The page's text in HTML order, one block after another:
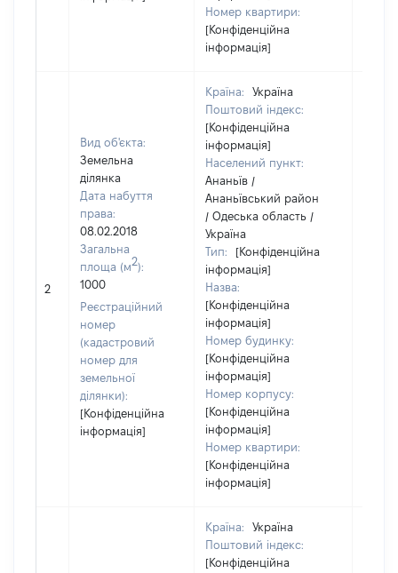
Номер квартири:
[Конфіденційна
інформація]
2
Вид об'єкта:
Земельна
ділянка
Дата набуття
права:
08.02.2018
Загальна
площа (м2):
1000
Реєстраційний
номер
(кадастровий
номер для
земельної
ділянки):
[Конфіденційна
інформація]
Країна:
Україна
Поштовий індекс:
[Конфіденційна
інформація]
Населений пункт:
Ананьїв /
Ананьївський район
/ Одеська область /
Україна
Тип:
[Конфіденційна
інформація]
Назва:
[Конфіденційна
інформація]
Номер будинку:
[Конфіденційна
інформація]
Номер корпусу:
[Конфіденційна
інформація]
Номер квартири:
[Конфіденційна
інформація]
Країна:
Україна
Поштовий індекс:
[Конфіденційна